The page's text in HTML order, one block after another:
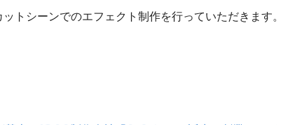
トシーンでのエフェクト制作を行っていただきます。